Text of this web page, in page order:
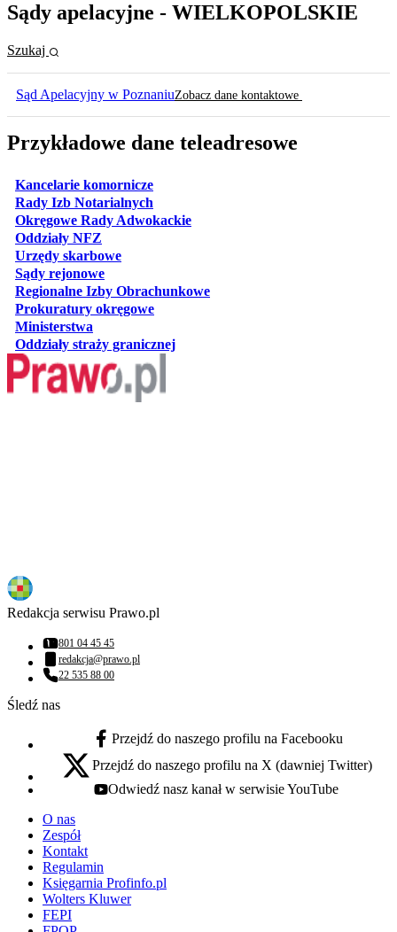
Sądy apelacyjne - WIELKOPOLSKIE
Szukaj
Sąd Apelacyjny w PoznaniuZobacz dane kontaktowe
Przykładowe dane teleadresowe
Kancelarie komorniczeotwiera się w nowej karcie
Rady Izb Notarialnych
Okręgowe Rady Adwokackieotwiera się w nowej karcie
Oddziały NFZ
Urzędy skarboweotwiera się w nowej karcie
Sądy rejonoweotwiera się w nowej karcie
Regionalne Izby Obrachunkoweotwiera się w nowej karcie
Prokuratury okręgoweotwiera się w nowej karcie
Ministerstwa
Oddziały straży granicznejotwiera się w nowej karcie
Redakcja serwisu Prawo.pl
Numer telefonu:
801 04 45 45
Adres email:
redakcja@prawo.pl
Numer telefonu:
22 535 88 00
Śledź nas
facebook - otwiera się w nowej karcie
Przejdź do naszego profilu na Facebooku
x - otwiera się w nowej karcie
Przejdź do naszego profilu na X (dawniej Twitter)
youtube - otwiera się w nowej karcie
Odwiedź nasz kanał w serwisie YouTube
O nas
Zespół
Kontakt
Regulamin
Księgarnia Profinfo.pl
Wolters Kluwer
FEPI